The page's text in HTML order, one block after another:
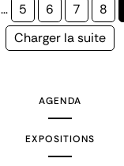
… Page
5 Page
6 Page
7 Page
8
Page
Charger la suite
AGENDA
EXPOSITIONS